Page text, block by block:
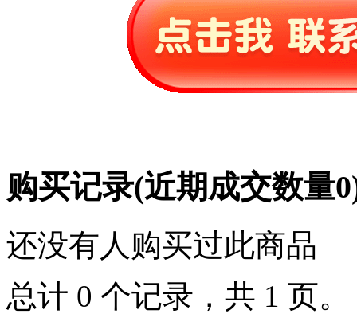
购买记录(近期成交数量0
还没有人购买过此商品
总计 0 个记录，共 1 页。